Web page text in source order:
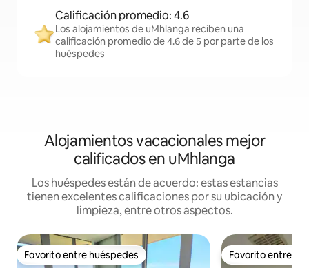
Calificación promedio: 4.6
Los alojamientos de uMhlanga reciben una
calificación promedio de 4.6 de 5 por parte de los
huéspedes
Alojamientos vacacionales mejor
calificados en uMhlanga
Los huéspedes están de acuerdo: estas estancias
tienen excelentes calificaciones por su ubicación y
limpieza, entre otros aspectos.
Favorito entre huéspedes
Favorito entre huéspedes Favorito entre
Favorito entre